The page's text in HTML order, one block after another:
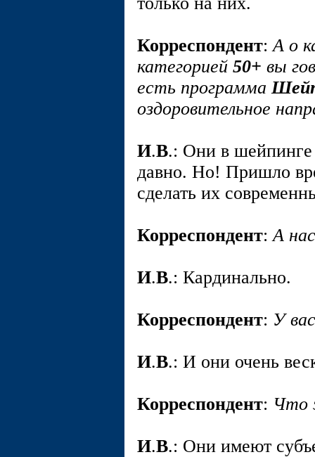
Корреспондент:А о
категорией 50+ вы
есть программа
оздоровительное
И.В.: Они в
давно. Но! Пришло
сделать их
Корреспондент:А
И.В.: Кардинально.
Корреспондент: У
И.В.: И они очень
Корреспондент: Что
И.В.: Они имеют